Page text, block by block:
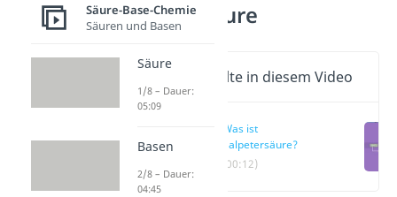
Salpetersäure
Wichtige Inhalte in diesem Video
Was ist
Salpetersäure?
(00:12)
Säure-Base-Chemie
Säuren und Basen
Säure
1/8 – Dauer:
05:09
Basen
2/8 – Dauer:
04:45